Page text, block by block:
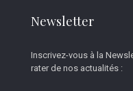
Newsletter
Inscrivez-vous à la
rater de nos actualités :